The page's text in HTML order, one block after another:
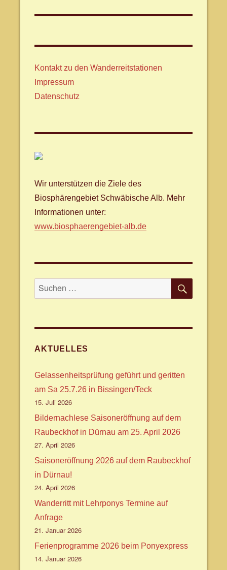
Kontakt zu den Wanderreitstationen
Impressum
Datenschutz
Wir unterstützen die Ziele des
Biosphärengebiet Schwäbische Alb. Mehr
Informationen unter:
www.biosphaerengebiet-alb.de
Suche
nach:
AKTUELLES
Gelassenheitsprüfung geführt und geritten
am Sa 25.7.26 in Bissingen/Teck
15. Juli 2026
Bildernachlese Saisoneröffnung auf dem
Raubeckhof in Dürnau am 25. April 2026
27. April 2026
Saisoneröffnung 2026 auf dem Raubeckhof
in Dürnau!
24. April 2026
Wanderritt mit Lehrponys Termine auf
Anfrage
21. Januar 2026
Ferienprogramme 2026 beim Ponyexpress
14. Januar 2026